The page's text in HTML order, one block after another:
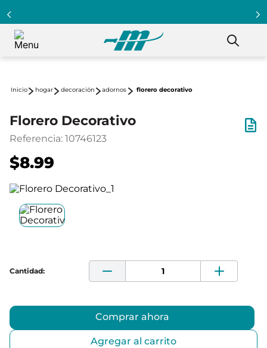
hogar decoración adornos florero decorativo
Florero Decorativo
Referencia: 10746123
$8.99
Comprar ahora
Agregar al carrito